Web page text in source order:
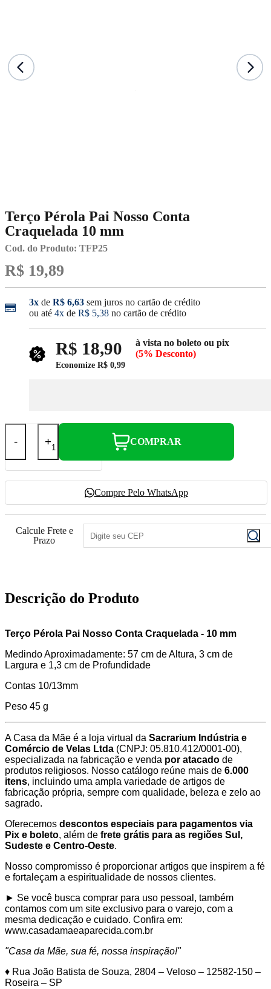
Terço Pérola Pai Nosso Conta
Craquelada 10 mm
Cod. do Produto: TFP25
R$ 19,89
3x de R$ 6,63 sem juros no cartão de crédito
ou até 4x de R$ 5,38 no cartão de crédito
R$ 18,90
à vista no boleto ou pix
(5% Desconto)
Economize R$ 0,99
- + COMPRAR
Compre Pelo WhatsApp
Calcule Frete e
Prazo
Descrição do Produto
Terço Pérola Pai Nosso Conta Craquelada - 10 mm
Medindo Aproximadamente: 57 cm de Altura, 3 cm de
Largura e 1,3 cm de Profundidade
Contas 10/13mm
Peso 45 g
A Casa da Mãe é a loja virtual da Sacrarium Indústria e
Comércio de Velas Ltda (CNPJ: 05.810.412/0001-00),
especializada na fabricação e venda por atacado de
produtos religiosos. Nosso catálogo reúne mais de 6.000
itens, incluindo uma ampla variedade de artigos de
fabricação própria, sempre com qualidade, beleza e zelo ao
sagrado.
Oferecemos descontos especiais para pagamentos via
Pix e boleto, além de frete grátis para as regiões Sul,
Sudeste e Centro-Oeste.
Nosso compromisso é proporcionar artigos que inspirem a fé
e fortaleçam a espiritualidade de nossos clientes.
► Se você busca comprar para uso pessoal, também
contamos com um site exclusivo para o varejo, com a
mesma dedicação e cuidado. Confira em:
www.casadamaeaparecida.com.br
"Casa da Mãe, sua fé, nossa inspiração!"
♦ Rua João Batista de Souza, 2804 – Veloso – 12582-150 –
Roseira – SP